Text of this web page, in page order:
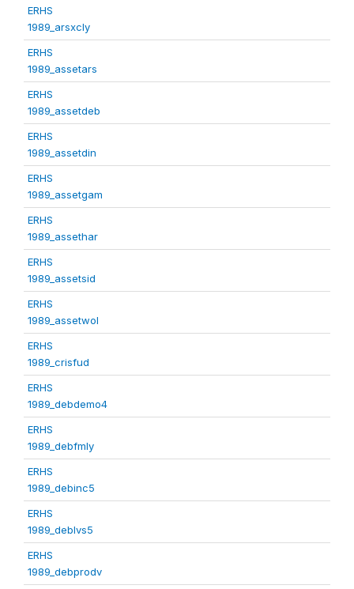
ERHS
1989_arsxcly
ERHS
1989_assetars
ERHS
1989_assetdeb
ERHS
1989_assetdin
ERHS
1989_assetgam
ERHS
1989_assethar
ERHS
1989_assetsid
ERHS
1989_assetwol
ERHS
1989_crisfud
ERHS
1989_debdemo4
ERHS
1989_debfmly
ERHS
1989_debinc5
ERHS
1989_deblvs5
ERHS
1989_debprodv